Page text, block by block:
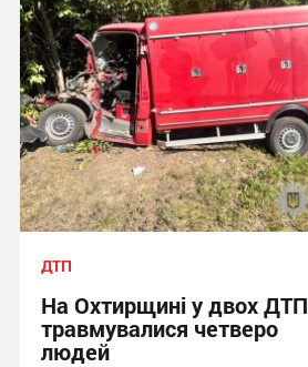
ДТП
На Охтирщині у двох ДТП
травмувалися четверо
людей